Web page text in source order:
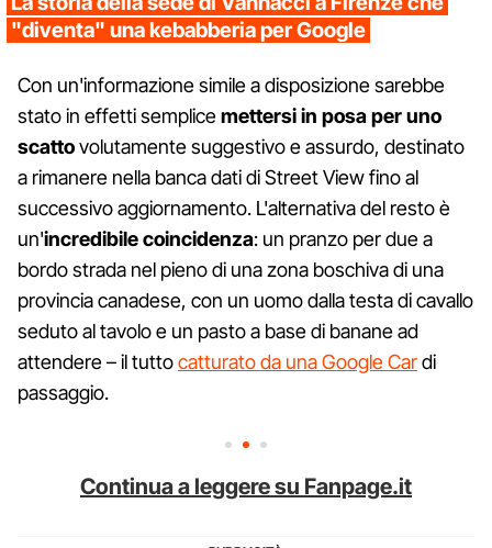
"diventa" una kebabberia per Google
Con un'informazione simile a disposizione sarebbe
stato in effetti semplicemettersi in posa per uno
scattovolutamente suggestivo e assurdo, destinato
a rimanere nella banca dati di Street View fino al
successivo aggiornamento. L'alternativa del resto è
un'incredibile coincidenza: un pranzo per due a
bordo strada nel pieno di una zona boschiva di una
provincia canadese, con un uomo dalla testa di cavallo
seduto al tavolo e un pasto a base di banane ad
attendere – il tuttocatturato da una Google Cardi
passaggio.
Continua a leggere su Fanpage.it